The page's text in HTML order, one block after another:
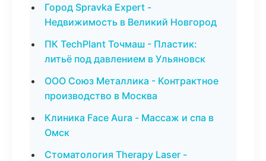
Город Spravka Expert -
Недвижимость в Великий Новгород
ПК TechPlant Точмаш - Пластик:
литьё под давлением в Ульяновск
ООО Союз Металлика - Контрактное
производство в Москва
Клиника Face Aura - Массаж и спа в
Омск
Стоматология Therapy Laser -